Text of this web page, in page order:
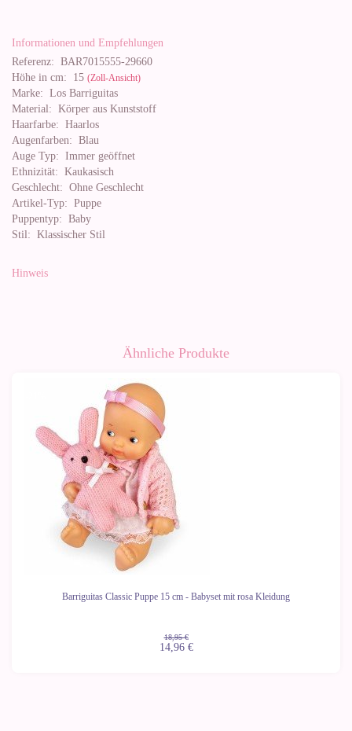
Informationen und Empfehlungen
Referenz: BAR7015555-29660
Höhe in cm: 15 (Zoll-Ansicht)
Marke: Los Barriguitas
Material: Körper aus Kunststoff
Haarfarbe: Haarlos
Augenfarben: Blau
Auge Typ: Immer geöffnet
Ethnizität: Kaukasisch
Geschlecht: Ohne Geschlecht
Artikel-Typ: Puppe
Puppentyp: Baby
Stil: Klassischer Stil
Hinweis
Ähnliche Produkte
Barriguitas Classic Puppe 15 cm - Babyset mit rosa Kleidung
18,95 €
14,96 €